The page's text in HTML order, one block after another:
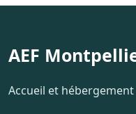
AEF
Accueil et